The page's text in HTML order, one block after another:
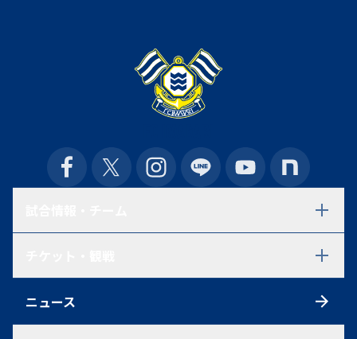
練習見学について
シーズンチケット
ニュース